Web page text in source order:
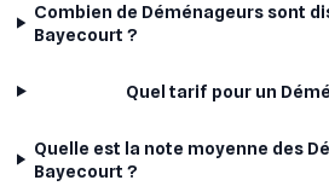
Combien de Déménageurs sont
Bayecourt ?
Quel tarif pour un
Quelle est la note moyenne des
Bayecourt ?